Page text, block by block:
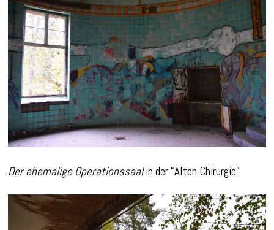
Der ehemalige Operationssaalin der “Alten Chirurgie”